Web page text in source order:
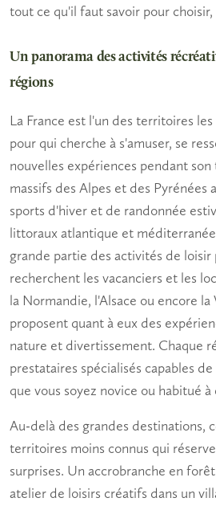
tout ce qu'il faut savoir pour
Un panorama des activités
régions
La France est l'un des territoires
pour qui cherche à s'amuser, se
nouvelles expériences pendant
massifs des Alpes et des Pyrénées
sports d'hiver et de randonnée
littoraux atlantique et
grande partie des activités de loisir
recherchent les vacanciers et les
la Normandie, l'Alsace ou encore la
proposent quant à eux des
nature et divertissement. Chaque
prestataires spécialisés capables
que vous soyez novice ou habitué
Au-delà des grandes destinations,
territoires moins connus qui
surprises. Un accrobranche en
atelier de loisirs créatifs dans un